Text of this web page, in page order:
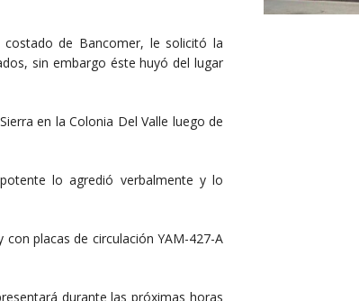
de Bancomer, le solicitó la
sin embargo éste huyó del lugar
en la Colonia Del Valle luego de
lo agredió verbalmente y lo
placas de circulación YAM-427-A
durante las próximas horas